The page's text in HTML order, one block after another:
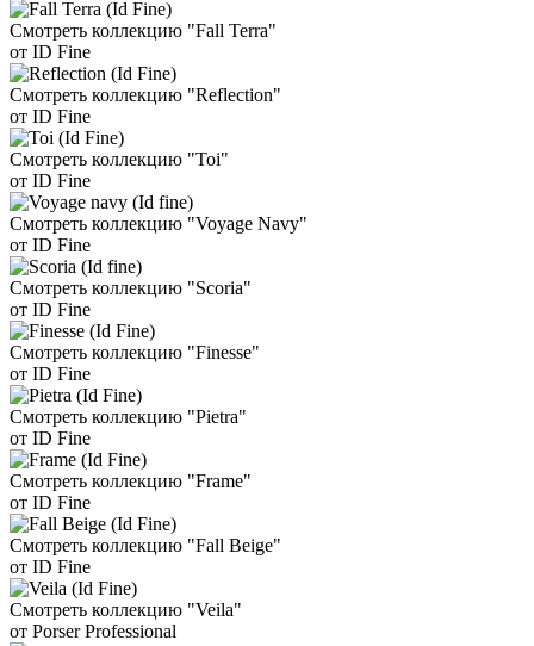
Смотреть коллекцию "Fall Terra"
от ID Fine
Смотреть коллекцию "Reflection"
от ID Fine
Смотреть коллекцию "Toi"
от ID Fine
Смотреть коллекцию "Voyage Navy"
от ID Fine
Смотреть коллекцию "Scoria"
от ID Fine
Смотреть коллекцию "Finesse"
от ID Fine
Смотреть коллекцию "Pietra"
от ID Fine
Смотреть коллекцию "Frame"
от ID Fine
Смотреть коллекцию "Fall Beige"
от ID Fine
Смотреть коллекцию "Veila"
от Porser Professional